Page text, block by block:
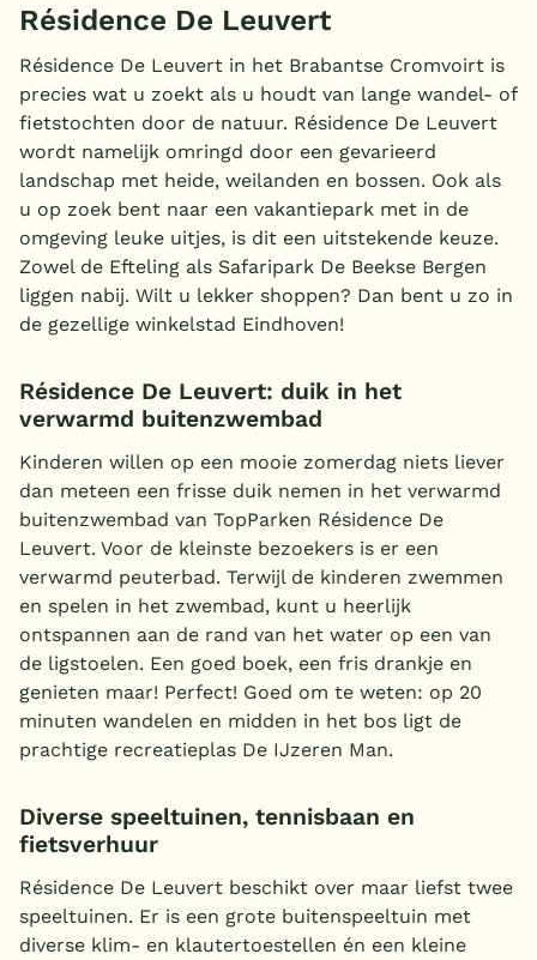
Résidence De Leuvert
Résidence De Leuvert in het Brabantse Cromvoirt is
precies wat u zoekt als u houdt van lange wandel- of
fietstochten door de natuur. Résidence De Leuvert
wordt namelijk omringd door een gevarieerd
landschap met heide, weilanden en bossen. Ook als
u op zoek bent naar een vakantiepark met in de
omgeving leuke uitjes, is dit een uitstekende keuze.
Zowel de Efteling als Safaripark De Beekse Bergen
liggen nabij. Wilt u lekker shoppen? Dan bent u zo in
de gezellige winkelstad Eindhoven!
Résidence De Leuvert: duik in het
verwarmd buitenzwembad
Kinderen willen op een mooie zomerdag niets liever
dan meteen een frisse duik nemen in het verwarmd
buitenzwembad van TopParken Résidence De
Leuvert. Voor de kleinste bezoekers is er een
verwarmd peuterbad. Terwijl de kinderen zwemmen
en spelen in het zwembad, kunt u heerlijk
ontspannen aan de rand van het water op een van
de ligstoelen. Een goed boek, een fris drankje en
genieten maar! Perfect! Goed om te weten: op 20
minuten wandelen en midden in het bos ligt de
prachtige recreatieplas De IJzeren Man.
Diverse speeltuinen, tennisbaan en
fietsverhuur
Résidence De Leuvert beschikt over maar liefst twee
speeltuinen. Er is een grote buitenspeeltuin met
diverse klim- en klautertoestellen én een kleine